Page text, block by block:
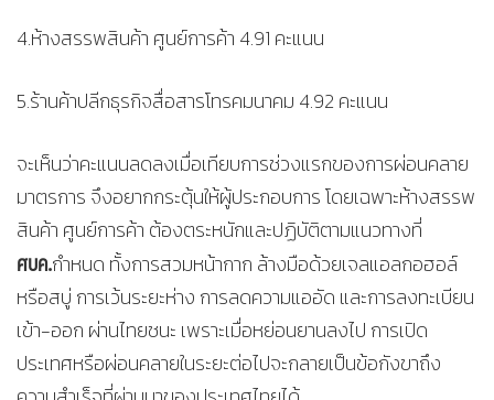
4.ห้างสรรพสินค้า ศูนย์การค้า 4.91 คะแนน
5.ร้านค้าปลีกธุรกิจสื่อสารโทรคมนาคม 4.92 คะแนน
จะเห็นว่าคะแนนลดลงเมื่อเทียบการช่วงแรกของการผ่อนคลาย
มาตรการ จึงอยากกระตุ้นให้ผู้ประกอบการ โดยเฉพาะห้างสรรพ
สินค้า ศูนย์การค้า ต้องตระหนักและปฏิบัติตามแนวทางที่
ศบค.กำหนด ทั้งการสวมหน้ากาก ล้างมือด้วยเจลแอลกอฮอล์
หรือสบู่ การเว้นระยะห่าง การลดความแออัด และการลงทะเบียน
เข้า-ออก ผ่านไทยชนะ เพราะเมื่อหย่อนยานลงไป การเปิด
ประเทศหรือผ่อนคลายในระยะต่อไปจะกลายเป็นข้อกังขาถึง